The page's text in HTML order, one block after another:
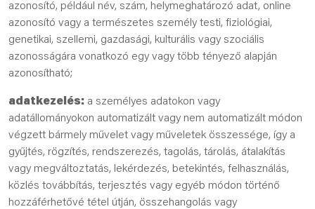
azonosító, például név, szám, helymeghatározó adat, online
azonosító vagy a természetes személy testi, fiziológiai,
genetikai, szellemi, gazdasági, kulturális vagy szociális
azonosságára vonatkozó egy vagy több tényező alapján
azonosítható;
adatkezelés: a személyes adatokon vagy
adatállományokon automatizált vagy nem automatizált módon
végzett bármely művelet vagy műveletek összessége, így a
gyűjtés, rögzítés, rendszerezés, tagolás, tárolás, átalakítás
vagy megváltoztatás, lekérdezés, betekintés, felhasználás,
közlés továbbítás, terjesztés vagy egyéb módon történő
hozzáférhetővé tétel útján, összehangolás vagy